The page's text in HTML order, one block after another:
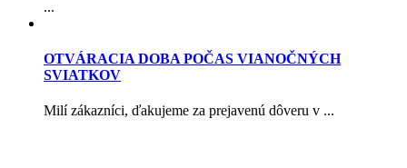
...
OTVÁRACIA DOBA POČAS VIANOČNÝCH
SVIATKOV
Milí zákazníci, ďakujeme za prejavenú dôveru v ...